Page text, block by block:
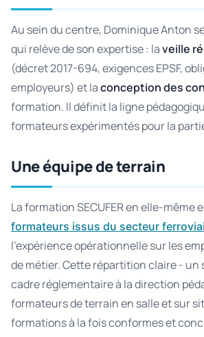
Au sein du centre, Dominique Anton
qui relève de son expertise : laveille
(décret 2017-694, exigences EPSF,
employeurs) et laconception des
formation. Il définit la ligne
formateurs expérimentés pour la
Une équipe de terrain
La formation SECUFER en elle-même
formateurs issus du secteur
l'expérience opérationnelle sur les
de métier. Cette répartition claire - un
cadre réglementaire à la direction
formateurs de terrain en salle et sur
formations à la fois conformes et